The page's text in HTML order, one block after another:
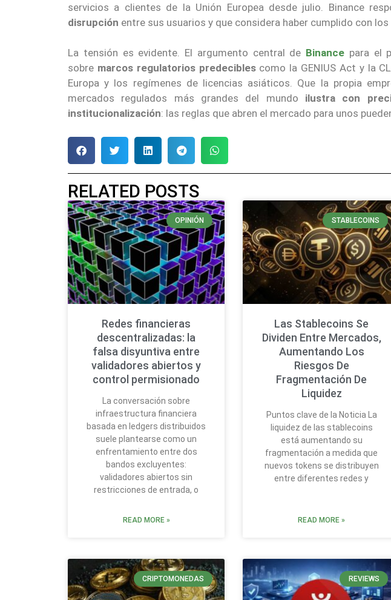
servicios a clientes de la Unión Europea desde julio. Binance
disrupción entre sus usuarios y que considera haber cumplido con
La tensión es evidente. El argumento central de Binance para el
sobre marcos regulatorios predeciblescomo la GENIUS Act y la
Europa y los regímenes de licencias asiáticos. Que la propia
mercados regulados más grandes del mundo ilustra con
institucionalización: las reglas que abren el mercado para unos
RELATED POSTS
OPINIÓN
Redes financieras
descentralizadas: la
falsa disyuntiva entre
validadores abiertos y
control permisionado
La conversación sobre
infraestructura financiera
basada en ledgers distribuidos
suele plantearse como un
enfrentamiento entre dos
bandos excluyentes:
validadores abiertos sin
restricciones de entrada, o
READ MORE »
STABLECOINS
Las Stablecoins Se
Dividen Entre Mercados,
Aumentando Los
Riesgos De
Fragmentación De
Liquidez
Puntos clave de la Noticia La
liquidez de las stablecoins
está aumentando su
fragmentación a medida que
nuevos tokens se distribuyen
entre diferentes redes y
READ MORE »
CRIPTOMONEDAS REVIEWS